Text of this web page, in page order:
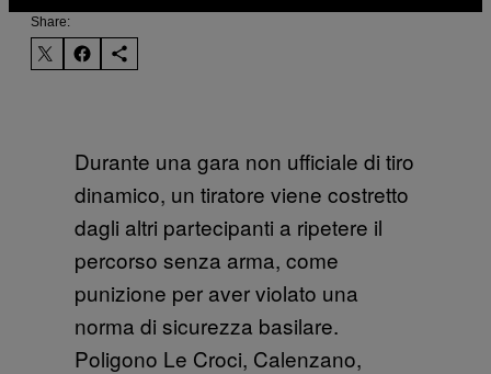
Share:
Durante una gara non ufficiale di tiro
dinamico, un tiratore viene costretto
dagli altri partecipanti a ripetere il
percorso senza arma, come
punizione per aver violato una
norma di sicurezza basilare.
Poligono Le Croci, Calenzano,